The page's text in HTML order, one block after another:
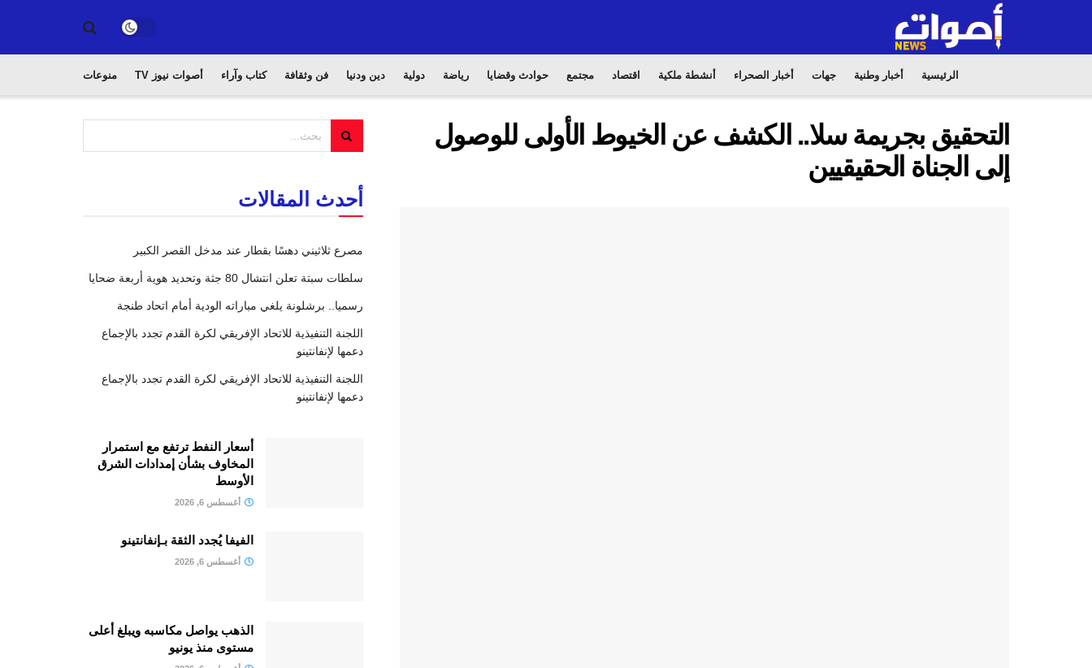
الرئيسية أخبار وطنية جهات أخبار الصحراء أنشطة ملكية اقتصاد مجتمع حوادث وقضايا رياضة دولية دين ودنيا فن وثقافة كتاب وآراء أصوات نيوز TV منوعات
التحقيق بجريمة سلا.. الكشف عن الخيوط الأولى للوصول
إلى الجناة الحقيقيين
أحدث المقالات
مصرع ثلاثيني دهسًا بقطار عند مدخل القصر الكبير
سلطات سبتة تعلن انتشال 80 جثة وتحديد هوية أربعة ضحايا
رسميا.. برشلونة يلغي مباراته الودية أمام اتحاد طنجة
اللجنة التنفيذية للاتحاد الإفريقي لكرة القدم تجدد بالإجماع
دعمها لإنفانتينو
اللجنة التنفيذية للاتحاد الإفريقي لكرة القدم تجدد بالإجماع
دعمها لإنفانتينو
أسعار النفط ترتفع مع استمرار
المخاوف بشأن إمدادات الشرق
الأوسط
أغسطس 6, 2026
الفيفا يُجدد الثقة بـإنفانتينو
أغسطس 6, 2026
الذهب يواصل مكاسبه ويبلغ أعلى
مستوى منذ يونيو